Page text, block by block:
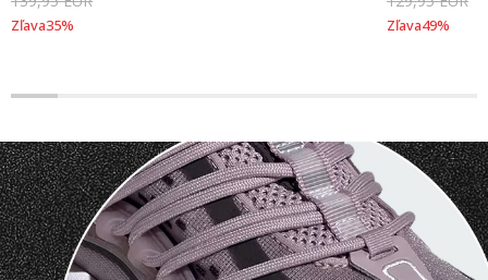
Zľava35% Zľava49%